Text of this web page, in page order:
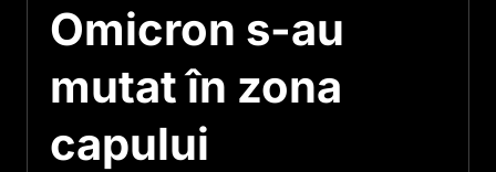
Omicron s-au
mutat în zona
capului